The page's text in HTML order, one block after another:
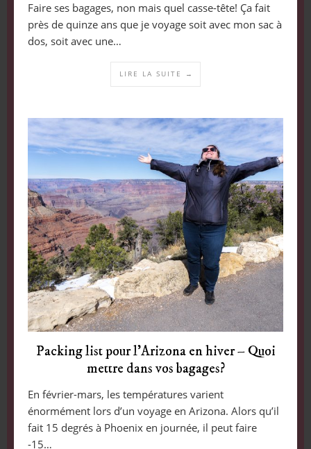
Faire ses bagages, non mais quel casse-tête! Ça fait
près de quinze ans que je voyage soit avec mon sac à
dos, soit avec une…
LIRE LA SUITE →
Packing list pour l’Arizona en hiver – Quoi
mettre dans vos bagages?
En février-mars, les températures varient
énormément lors d’un voyage en Arizona. Alors qu’il
fait 15 degrés à Phoenix en journée, il peut faire
-15…